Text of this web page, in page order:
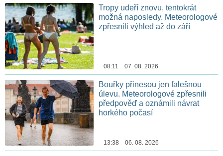
Tropy udeří znovu, tentokrát
možná naposledy. Meteorologové
zpřesnili výhled až do září
08:11 07. 08. 2026
Bouřky přinesou jen falešnou
úlevu. Meteorologové zpřesnili
předpověď a oznámili návrat
horkého počasí
13:38 06. 08. 2026